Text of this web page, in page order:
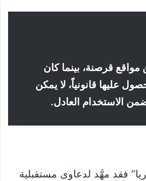
مواقع قرصنة، بينما كان
عليها قانونياً، لا يمكن
الاستخدام العادل.
فقد مهَّد لدعاوى مستقبلية